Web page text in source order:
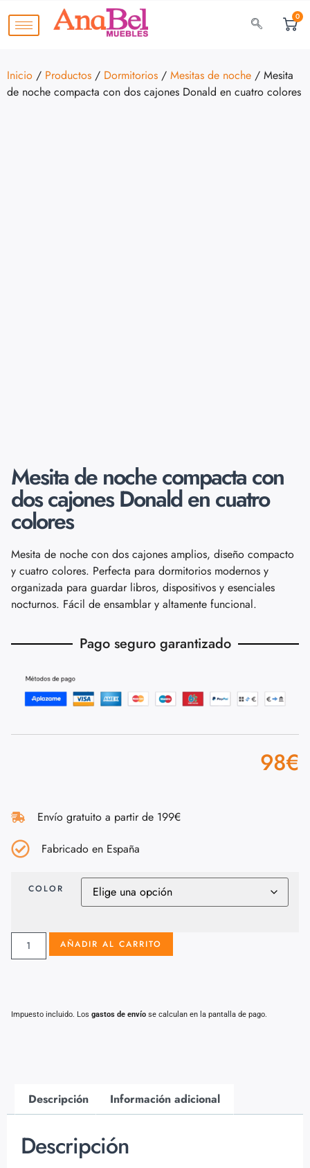
0
Inicio / Productos / Dormitorios / Mesitas de noche / Mesita
de noche compacta con dos cajones Donald en cuatro colores
Mesita de noche compacta con
dos cajones Donald en cuatro
colores
Mesita de noche con dos cajones amplios, diseño compacto
y cuatro colores. Perfecta para dormitorios modernos y
organizada para guardar libros, dispositivos y esenciales
nocturnos. Fácil de ensamblar y altamente funcional.
Pago seguro garantizado
98€
Envío gratuito a partir de 199€
Fabricado en España
COLOR
AÑADIR AL CARRITO
Impuesto incluido. Los gastos de envío se calculan en la pantalla de pago.
Descripción Información adicional
Descripción